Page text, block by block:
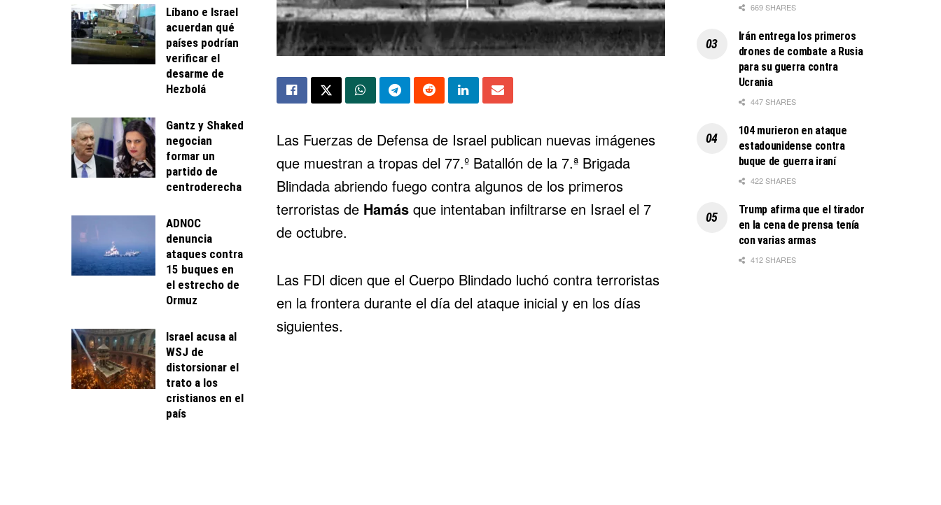
Las Fuerzas de Defensa de Israel publican nuevas imágenes
que muestran a tropas del 77.º Batallón de la 7.ª Brigada
Blindada abriendo fuego contra algunos de los primeros
terroristas de Hamásque intentaban infiltrarse en Israel el 7
de octubre.
Las FDI dicen que el Cuerpo Blindado luchó contra terroristas
en la frontera durante el día del ataque inicial y en los días
siguientes.
Líbano e Israel
acuerdan qué
países podrían
verificar el
desarme de
Hezbolá
Gantz y Shaked
negocian
formar un
partido de
centroderecha
ADNOC
denuncia
ataques contra
15 buques en
el estrecho de
Ormuz
Israel acusa al
WSJ de
distorsionar el
trato a los
cristianos en el
país
669 SHARES
Irán entrega los primeros
drones de combate a Rusia
para su guerra contra
Ucrania
447 SHARES
104 murieron en ataque
estadounidense contra
buque de guerra iraní
422 SHARES
Trump afirma que el tirador
en la cena de prensa tenía
con varias armas
412 SHARES